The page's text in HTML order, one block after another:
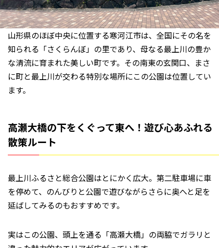
山形県のほぼ中央に位置する寒河江市は、全国にその名を
知られる「さくらんぼ」の里であり、母なる最上川の豊か
な清流に育まれた美しい町です。その南東の玄関口、まさ
に町と最上川が交わる特別な場所にこの公園は位置してい
ます。
高瀬大橋の下をくぐって東へ！遊び心あふれる
散策ルート
最上川ふるさと総合公園はとにかく広大。第二駐車場に車
を停めて、のんびりと公園で遊びながらさらに奥へと足を
延ばしてみるのもおすすめです。
実はこの公園、頭上を通る「高瀬大橋」の両脇でガラリと